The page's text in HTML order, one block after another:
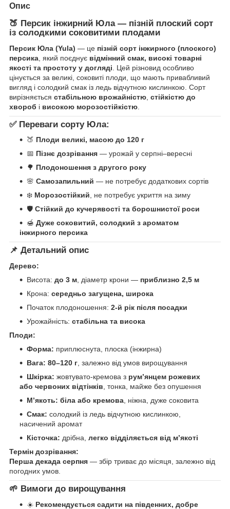
Опис
🍑 Персик інжирний Юла — пізній плоский сорт
із солодкими соковитими плодами
Персик Юла (Yula) — це пізній сорт інжирного (плоского)
персика , який поєднує відмінний смак, високі товарні
якості та простоту у догляді . Цей різновид особливо
цінується за великі, соковиті плоди, що мають привабливий
вигляд і солодкий смак із ледь відчутною кислинкою. Сорт
вирізняється стабільною врожайністю стійкістю до
хвороб і високою морозостійкістю
✅ Переваги сорту Юла:
🍑 Плоди великі, масою до 120 г
📅 Пізнє дозрівання — урожай у серпні–вересні
🌳 Плодоношення з другого року
🌸 Самозапильний — не потребує додаткових сортів
❄️ Морозостійкий, не потребує укриття на зиму
🛡 Стійкий до кучерявості та борошнистої роси
🍯 Дуже соковитий, солодкий з ароматом
інжирного персика
📌 Детальний опис
Дерево:
Висота: до 3 м , діаметр крони — приблизно 2,5 м
Крона: середньо загущена, широка
Початок плодоношення: 2-й рік після посадки
Урожайність: стабільна та висока
Плоди:
Форма: приплюснута, плоска (інжирна)
Вага: 80–120 г , залежно від умов вирощування
Шкірка: жовтувато-кремова з рум’янцем рожевих
або червоних відтінків , тонка, майже без опушення
М’якоть: біла або кремова , ніжна, дуже соковита
Смак: солодкий із ледь відчутною кислинкою,
насичений аромат
Кісточка: дрібна, легко відділяється від м’якоті
Термін дозрівання:
Перша декада серпня — збір триває до місяця, залежно від
погодних умов.
🌱 Вимоги до вирощування
☀️ Рекомендується садити на південних, добре